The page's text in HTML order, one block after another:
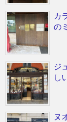
カ
の
ジ
し
ヌ